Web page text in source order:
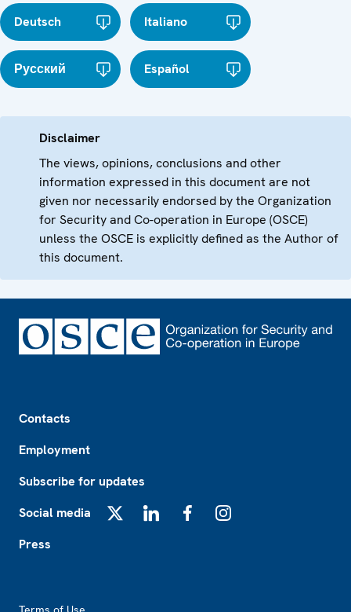
Deutsch Italiano
Русский Español
Disclaimer
The views, opinions, conclusions and other
information expressed in this document are not
given nor necessarily endorsed by the Organization
for Security and Co-operation in Europe (OSCE)
unless the OSCE is explicitly defined as the Author of
this document.
Contacts
Employment
Subscribe for updates
Social media
Press